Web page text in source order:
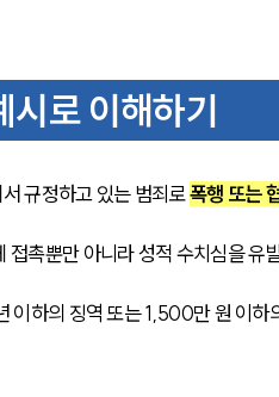
시로 이해하기
규정하고 있는 범죄로 폭행 또는
접촉뿐만 아니라 성적 수치심을 유
이하의 징역 또는 1,500만 원 이하